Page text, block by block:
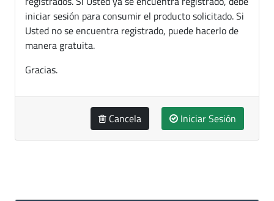
iniciar sesión para consumir el producto solicitado. Si
Usted no se encuentra registrado, puede hacerlo de
manera gratuita.
Gracias.
Cancela Iniciar Sesión